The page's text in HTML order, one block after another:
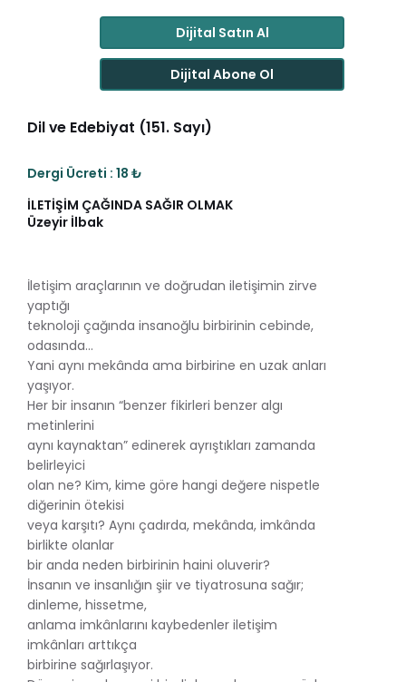
Dijital Satın Al
Dijital Abone Ol
Dil ve Edebiyat (151. Sayı)
Dergi Ücreti : 18 ₺
İLETİŞİM ÇAĞINDA SAĞIR OLMAK
Üzeyir İlbak
İletişim araçlarının ve doğrudan iletişimin zirve
yaptığı
teknoloji çağında insanoğlu birbirinin cebinde,
odasında…
Yani aynı mekânda ama birbirine en uzak anları
yaşıyor.
Her bir insanın “benzer fikirleri benzer algı
metinlerini
aynı kaynaktan” edinerek ayrıştıkları zamanda
belirleyici
olan ne? Kim, kime göre hangi değere nispetle
diğerinin ötekisi
veya karşıtı? Aynı çadırda, mekânda, imkânda
birlikte olanlar
bir anda neden birbirinin haini oluverir?
İnsanın ve insanlığın şiir ve tiyatrosuna sağır;
dinleme, hissetme,
anlama imkânlarını kaybedenler iletişim
imkânları arttıkça
birbirine sağırlaşıyor.